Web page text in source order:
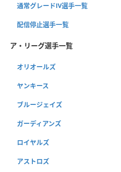
通常グレードⅣ選手一覧
配信停止選手一覧
ア・リーグ選手一覧
オリオールズ
ヤンキース
ブルージェイズ
ガーディアンズ
ロイヤルズ
アストロズ